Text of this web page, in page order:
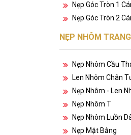
Nẹp Góc Tròn 1
Nẹp Góc Tròn 2
NẸP NHÔM
Nẹp Nhôm Cầu
Len Nhôm Chân
Nẹp Nhôm - Len
Nẹp Nhôm T
Nẹp Nhôm Luồn
Nẹp Mặt Bằng